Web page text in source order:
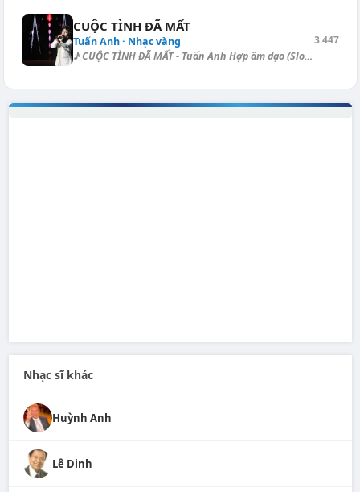
CUỘC TÌNH ĐÃ MẤT
Tuấn Anh · Nhạc vàng
♪ CUỘC TÌNH ĐÃ MẤT - Tuấn Anh Hợp âm dạo (Slow Rock): [Dbm] | [Gb] | [D]...
3.447
Nhạc sĩ khác
Huỳnh Anh
Lê Dinh